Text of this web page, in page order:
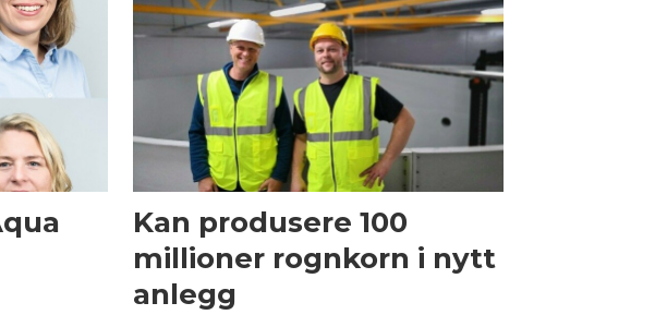
Kan produsere 100
millioner rognkorn i nytt
anlegg